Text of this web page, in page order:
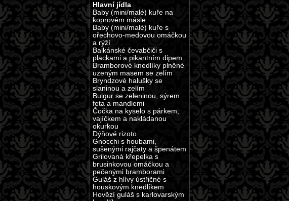
Hlavní jídla
Baby (mini/malé) kuře na
koprovém másle
Baby (mini/malé) kuře s
ořechovo-medovou omáčkou
a rýží
Balkánské čevabčiči s
plackami a pikantním dipem
Bramborové knedlíky plněné
uzeným masem se zelím
Bryndzové halušky se
slaninou a zelím
Bulgur se zeleninou, sýrem
feta a mandlemi
Čočka na kyselo s párkem,
vajíčkem a nakládanou
okurkou
Dýňové rizoto
Gnocchi s houbami,
sušenými rajčaty a špenátem
Grilovaná křepelka s
brusinkovou omáčkou a
pečenými bramborami
Guláš z hlívy ústřičné s
houskovým knedlíkem
Hovězí guláš s karlovarským